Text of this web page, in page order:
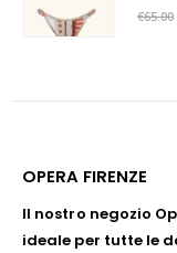
Su
€65.00
OPERA FIRENZE
Il nostro negozio
ideale per tutte le